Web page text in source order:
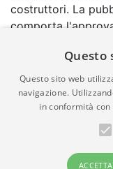
costruttori. La
comporta
garanzia da parte
quindi non è
correttezza, della
materia di
suddetti annunci.
© Copyright
Questo
Questo sito web
navigazione.
in conformità